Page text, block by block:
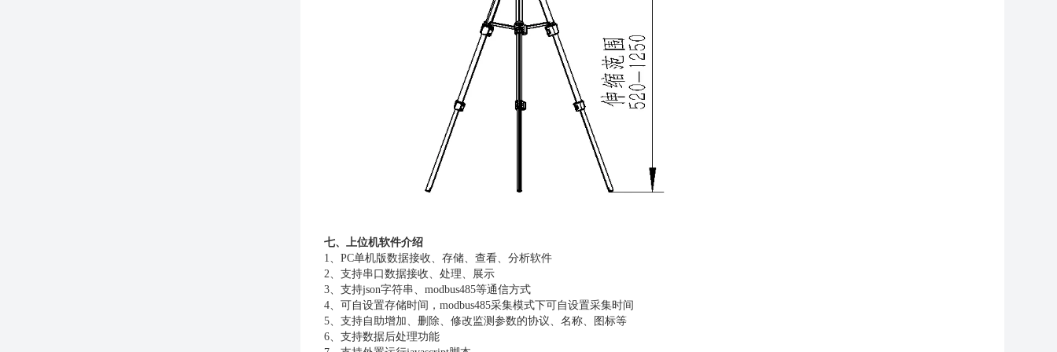
七、上位机软件介绍
1
PC单机版数据接收、存储、查看、分析软件
2 、支持串口数据接收、处理、展示
3、支持json字符串、 modbus485等通信方式
4、可自设置存储时间， modbus485采集模式下可自设置采集时间
5、支持自助增加、删除、修改监测参数的协议、名称、图标等
6、支持数据后处理功能